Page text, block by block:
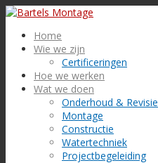
Home
Wie we zijn
Certificeringen
Hoe we werken
Wat we doen
Onderhoud & Revisie
Montage
Constructie
Watertechniek
Projectbegeleiding